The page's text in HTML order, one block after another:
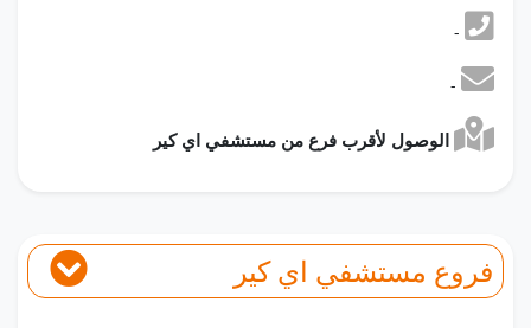
-
-
فروع مستشفي اي كير